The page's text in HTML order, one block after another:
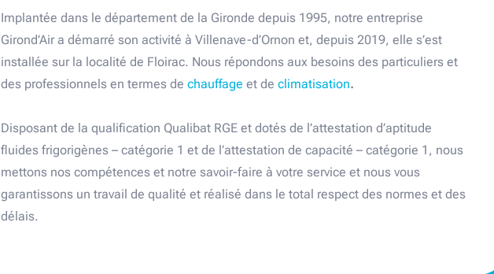
Implantée dans le département de la Gironde depuis 1995, notre entreprise
Girond’Air a démarré son activité à Villenave-d’Ornon et, depuis 2019, elle s’est
installée sur la localité de Floirac. Nous répondons aux besoins des particuliers et
des professionnels en termes dechauffage et declimatisation.
Disposant de la qualification Qualibat RGE et dotés de l’attestation d’aptitude
fluides frigorigènes – catégorie 1 et de l’attestation de capacité – catégorie 1, nous
mettons nos compétences et notre savoir-faire à votre service et nous vous
garantissons un travail de qualité et réalisé dans le total respect des normes et des
délais.